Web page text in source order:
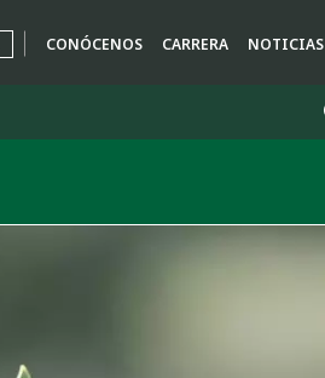
CONÓCENOS CARRERA NOTICIAS